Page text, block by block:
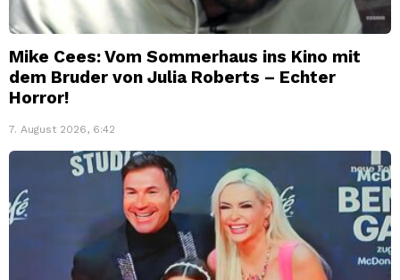
Mike Cees: Vom Sommerhaus ins Kino mit
dem Bruder von Julia Roberts – Echter
Horror!
7. August 2026, 6:42